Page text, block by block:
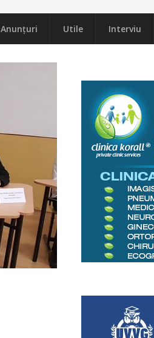
Anunțuri Utile Interviu